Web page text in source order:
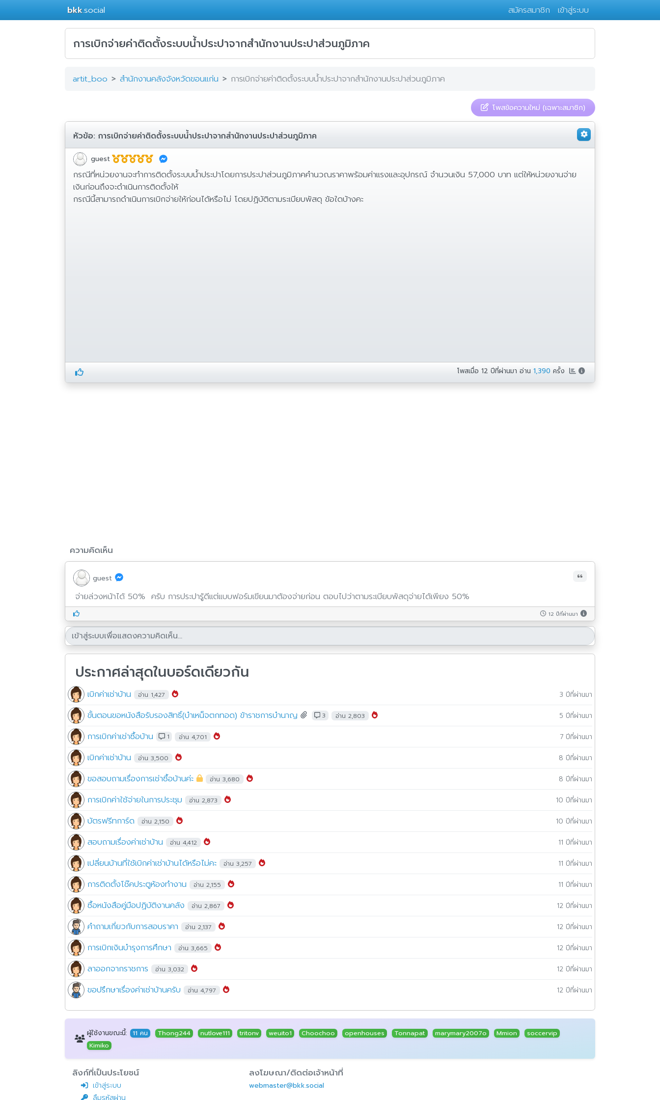
bkk.social สมัครสมาชิก เข้าสู่ระบบ
การเบิกจ่ายค่าติดตั้งระบบน้ำประปาจากสำนักงานประปาส่วนภูมิภาค
artit_boo สำนักงานคลังจังหวัดขอนแก่น การเบิกจ่ายค่าติดตั้งระบบน้ำประปาจากสำนักงานประปาส่วนภูมิภาค
โพสข้อความใหม่ (เฉพาะสมาชิก)
หัวข้อ: การเบิกจ่ายค่าติดตั้งระบบน้ำประปาจากสำนักงานประปาส่วนภูมิภาค
guest
กรณีที่หน่วยงานจะทำการติดตั้งระบบน้ำประปาโดยการประปาส่วนภูมิภาคคำนวณราคาพร้อมค่าแรงและอุปกรณ์ จำนวนเงิน 57,000 บาท แต่ให้หน่วยงานจ่าย
เงินก่อนถึงจะดำเนินการติดตั้งให้
กรณีนี้สามารถดำเนินการเบิกจ่ายให้ก่อนได้หรือไม่ โดยปฏิบัติตามระเบียบพัสดุ ข้อใดบ้างคะ
โพสเมื่อ12 ปีที่ผ่านมา อ่าน1,390 ครั้ง
ความคิดเห็น
guest
จ่ายล่วงหน้าได้ 50% ครับ การประปารู้ดีแต่แบบฟอร์มเขียนมาต้องจ่ายก่อน ตอบไปว่าตามระเบียบพัสดุจ่ายได้เพียง 50%
12 ปีที่ผ่านมา
ประกาศล่าสุดในบอร์ดเดียวกัน
เบิกค่าเช่าบ้าน อ่าน 1,427 3 ปีที่ผ่านมา
ขั้นตอนขอหนังสือรับรองสิทธิ์(บำเหน็จตกทอด) ข้าราชการบำนาญ 3 อ่าน 2,803 5 ปีที่ผ่านมา
การเบิกค่าเช่าซื้อบ้าน 1 อ่าน 4,701 7 ปีที่ผ่านมา
เบิกค่าเช่าบ้าน อ่าน 3,500 8 ปีที่ผ่านมา
ขอสอบถามเรื่องการเช่าซื้อบ้านค่ะ อ่าน 3,680 8 ปีที่ผ่านมา
การเบิกค่าใช้จ่ายในการประชุม อ่าน 2,873 10 ปีที่ผ่านมา
บัตรฟรีทการ์ด อ่าน 2,150 10 ปีที่ผ่านมา
สอบถามเรื่องค่าเช่าบ้าน อ่าน 4,412 11 ปีที่ผ่านมา
เปลี่ยนบ้านที่ใช้เบิกค่าเช่าบ้านได้หรือไม่คะ อ่าน 3,257 11 ปีที่ผ่านมา
การติดตั้งโช๊คประตูห้องทำงาน อ่าน 2,155 11 ปีที่ผ่านมา
ซื้อหนังสือคู่มือปฏิบัติงานคลัง อ่าน 2,867 12 ปีที่ผ่านมา
คำถามเกี่ยวกับการสอบราคา อ่าน 2,137 12 ปีที่ผ่านมา
การเบิกเงินบำรุงการศึกษา อ่าน 3,665 12 ปีที่ผ่านมา
ลาออกจากราชการ อ่าน 3,032 12 ปีที่ผ่านมา
ขอปรึกษาเรื่องค่าเช่าบ้านครับ อ่าน 4,797 12 ปีที่ผ่านมา
ผู้ใช้งานขณะนี้: 11 คน Thong244 nutlove111 tritonv weuito1 Choochoo openhouses Tonnapat marymary2007o Mmion
soccervip
Kimiko
ลิงก์ที่เป็นประโยชน์
เข้าสู่ระบบ
ลืมรหัสผ่าน
ลงโฆษณา/ติดต่อเจ้าหน้าที่
webmaster@bkk.social